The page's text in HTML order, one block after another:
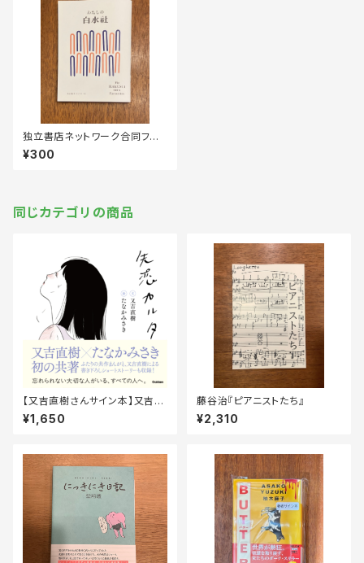
独立書店ネットワーク合同フェ
ア『わたしの白水社』
¥300
同じカテゴリの商品
【又吉直樹さんサイン本】又吉直
樹・たなかみさき『失恋カルタ』
¥1,650
藤谷治『ピアニストたち』
¥2,310